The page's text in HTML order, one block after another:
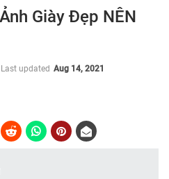
Giày Đẹp NÊN
Last updated Aug 14, 2021